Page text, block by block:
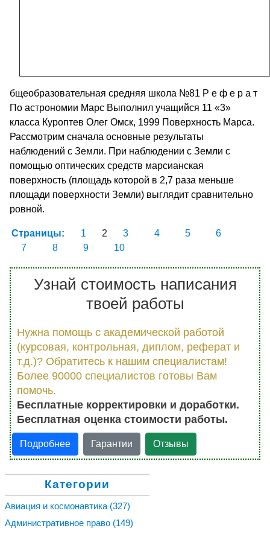
бщеобразовательная средняя школа №81 Р е ф е р а т
По астрономии Марс Выполнил учащийся 11 «3»
класса Куроптев Олег Омск, 1999 Поверхность Марса.
Рассмотрим сначала основные результаты
наблюдений с Земли. При наблюдении с Земли с
помощью оптических средств марсианская
поверхность (площадь которой в 2,7 раза меньше
площади поверхности Земли) выглядит сравнительно
ровной.
Страницы: 1 2 3 4 5
6
7
8 9 10
Узнай стоимость написания
твоей работы
Нужна помощь с академической работой
(курсовая, контрольная, диплом, реферат и
т.д.)? Обратитесь к нашим специалистам!
Более 90000 специалистов готовы Вам
помочь.
Бесплатные корректировки и доработки.
Бесплатная оценка стоимости работы.
Подробнее Гарантии Отзывы
Категории
Авиация и космонавтика (327)
Административное право (149)